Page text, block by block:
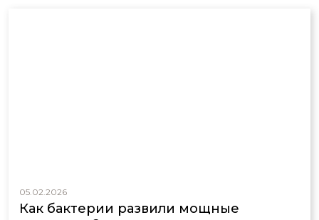
05.02.2026
Как бактерии развили мощные